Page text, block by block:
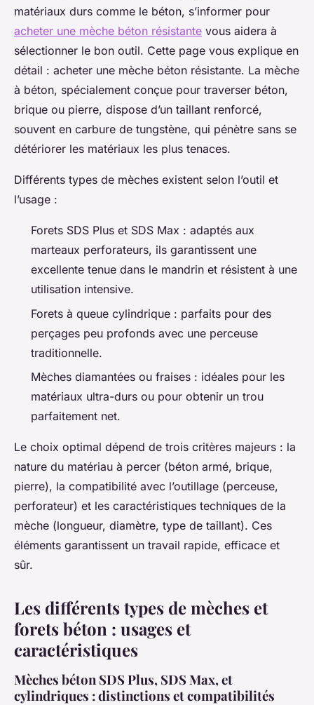
matériaux durs comme le béton, s’informer pour
acheter une mèche béton résistante vous aidera à
sélectionner le bon outil. Cette page vous explique en
détail : acheter une mèche béton résistante. La mèche
à béton, spécialement conçue pour traverser béton,
brique ou pierre, dispose d’un taillant renforcé,
souvent en carbure de tungstène, qui pénètre sans se
détériorer les matériaux les plus tenaces.
Différents types de mèches existent selon l’outil et
l’usage :
Forets SDS Plus et SDS Max : adaptés aux
marteaux perforateurs, ils garantissent une
excellente tenue dans le mandrin et résistent à une
utilisation intensive.
Forets à queue cylindrique : parfaits pour des
perçages peu profonds avec une perceuse
traditionnelle.
Mèches diamantées ou fraises : idéales pour les
matériaux ultra-durs ou pour obtenir un trou
parfaitement net.
Le choix optimal dépend de trois critères majeurs : la
nature du matériau à percer (béton armé, brique,
pierre), la compatibilité avec l’outillage (perceuse,
perforateur) et les caractéristiques techniques de la
mèche (longueur, diamètre, type de taillant). Ces
éléments garantissent un travail rapide, efficace et
sûr.
Les différents types de mèches et
forets béton : usages et
caractéristiques
Mèches béton SDS Plus, SDS Max, et
cylindriques : distinctions et compatibilités